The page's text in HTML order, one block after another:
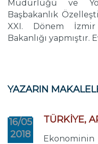
Müdürlüğü ve
Başbakanlık
XXI. Dönem
Bakanlığı yapmıştır.
YAZARIN
16/05
2018
TÜRKİYE,